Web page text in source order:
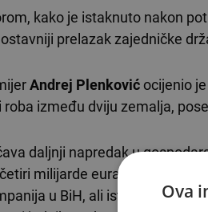
kako je istaknuto nakon
prelazak zajedničke
Andrej Plenković ocijenio
roba između dviju zemalja,
daljnji napredak u
milijarde eura. Hrvatsku je
u BiH, ali isto tako sve
Ova